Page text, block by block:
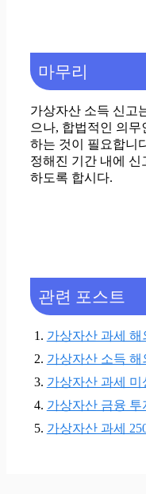
마무리
가상자산 소득 신고
으나, 합법적인 의
하는 것이 필요합니
정해진 기간 내에 신
하도록 합시다.
관련 포스트
가상자산 과세
가상자산 소득 해
가상자산 과세 미
가상자산 금융
가상자산 과세